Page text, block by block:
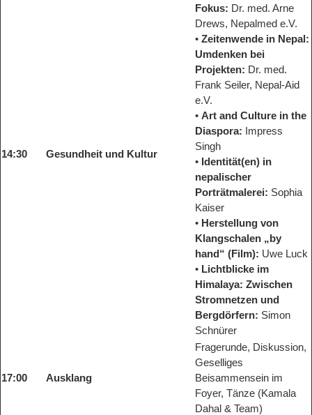
14:30 Gesundheit und Kultur
Fokus: Dr. med. Arne
Drews, Nepalmed e.V.
• Zeitenwende in Nepal:
Umdenken bei
Projekten: Dr. med.
Frank Seiler, Nepal-Aid
e.V.
• Art and Culture in the
Diaspora: Impress
Singh
• Identität(en) in
nepalischer
Porträtmalerei: Sophia
Kaiser
• Herstellung von
Klangschalen „by
hand“ (Film): Uwe Luck
• Lichtblicke im
Himalaya: Zwischen
Stromnetzen und
Bergdörfern: Simon
Schnürer
17:00 Ausklang
Fragerunde, Diskussion,
Geselliges
Beisammensein im
Foyer, Tänze (Kamala
Dahal & Team)